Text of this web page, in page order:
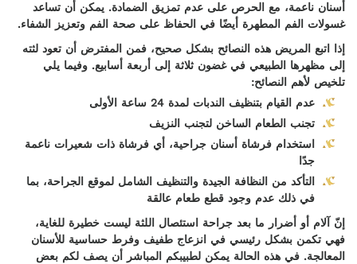
أسنان ناعمة، مع الحرص على عدم تمزيق الضمادة. يمكن أن تساعد
غسولات الفم المطهرة أيضًا في الحفاظ على صحة الفم وتعزيز الشفاء.
إذا اتبع المريض هذه النصائح بشكل صحيح، فمن المفترض أن تعود لثته
إلى مظهرها الطبيعي في غضون ثلاثة إلى أربعة أسابيع. وفيما يلي
تلخيص لأهم النصائح:
عدم القيام بتنظيف الندبات لمدة 24 ساعة الأولى
تجنب الطعام الساخن لتجنب النزيف
استخدام فرشاة أسنان جراحية، أي فرشاة ذات شعيرات ناعمة
جدًا
التأكد من النظافة الجيدة والتنظيف الشامل لموقع الجراحة، بما
في ذلك عدم وجود قطع طعام عالقة
إنّ آلام أو أضرار ما بعد جراحة استئصال اللثة ليست خطيرة للغاية،
فهي تكمن بشكل رئيسي في انزعاج طفيف وفرط حساسية للأسنان
المعالجة. في هذه الحالة يمكن لطبيبكم المباشر أن يصف لكم بعض